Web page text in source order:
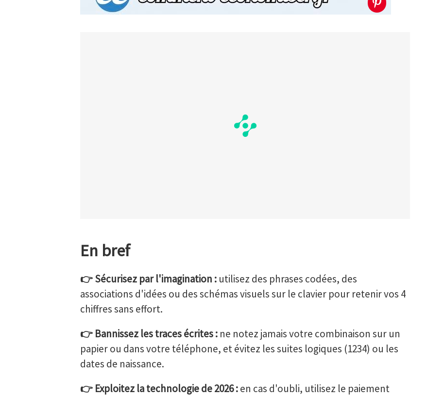
En bref
👉 Sécurisez par l'imagination :utilisez des phrases codées, des
associations d'idées ou des schémas visuels sur le clavier pour retenir vos 4
chiffres sans effort.
👉 Bannissez les traces écrites :ne notez jamais votre combinaison sur un
papier ou dans votre téléphone, et évitez les suites logiques (1234) ou les
dates de naissance.
👉 Exploitez la technologie de 2026 :en cas d'oubli, utilisez le paiement